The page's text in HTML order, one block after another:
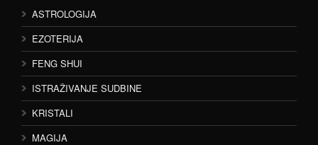
ASTROLOGIJA
EZOTERIJA
FENG SHUI
ISTRAŽIVANJE SUDBINE
KRISTALI
MAGIJA